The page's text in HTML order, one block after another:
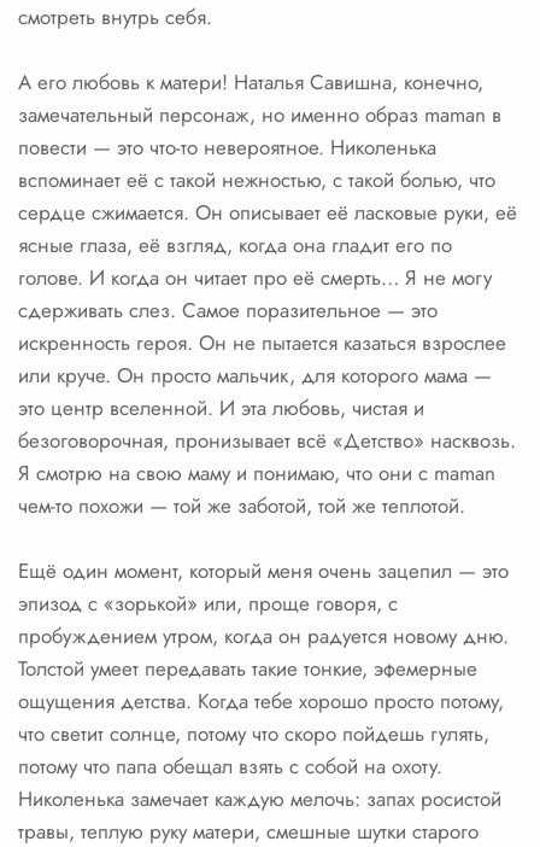
смотреть внутрь себя.
А его любовь к матери! Наталья Савишна, конечно,
замечательный персонаж, но именно образ maman в
повести — это что-то невероятное. Николенька
вспоминает её с такой нежностью, с такой болью, что
сердце сжимается. Он описывает её ласковые руки, её
ясные глаза, её взгляд, когда она гладит его по
голове. И когда он читает про её смерть… Я не могу
сдерживать слез. Самое поразительное — это
искренность героя. Он не пытается казаться взрослее
или круче. Он просто мальчик, для которого мама —
это центр вселенной. И эта любовь, чистая и
безоговорочная, пронизывает всё «Детство» насквозь.
Я смотрю на свою маму и понимаю, что они с maman
чем-то похожи — той же заботой, той же теплотой.
Ещё один момент, который меня очень зацепил — это
эпизод с «зорькой» или, проще говоря, с
пробуждением утром, когда он радуется новому дню.
Толстой умеет передавать такие тонкие, эфемерные
ощущения детства. Когда тебе хорошо просто потому,
что светит солнце, потому что скоро пойдешь гулять,
потому что папа обещал взять с собой на охоту.
Николенька замечает каждую мелочь: запах росистой
травы, теплую руку матери, смешные шутки старого